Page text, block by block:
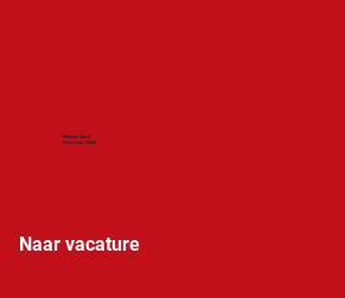
Meewerkend
Voorman GWW
Naar vacature